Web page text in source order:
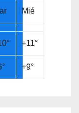
Mié
+11°
+9°